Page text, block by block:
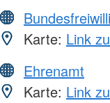
Karte: Link
Ehrenamt
Karte: Link